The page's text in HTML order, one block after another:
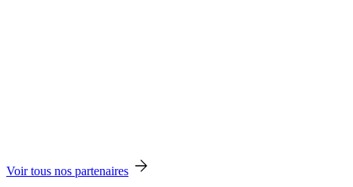
Voir tous nos partenaires